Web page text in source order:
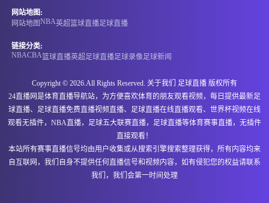
水星 0 - 0
情报
国际赛 07-08 16:00 即将开始
0 - 0
情报
网站地图:
网站地图NBA英超篮球直播足球直播
链接分类:
NBACBA篮球直播英超 足球直播足球录像 足球新闻
Copyright © 2026.All Rights Reserved. 关于我们 足球直播 版权所有
24直播网是体育直播导航站，为方便喜欢体育的朋友观看视频，每日提供最新足
球直播、足球直播免费直播视频直播、足球直播在线直播观看、世界杯视频在线
观看无插件，NBA直播，足球五大联赛直播，足球直播等体育赛事直播，无插件
直接观看！
本站所有赛事直播信号均由用户收集或从搜索引擎搜索整理获得，所有内容均来
自互联网，我们自身不提供任何直播信号和视频内容，如有侵犯您的权益请联系
我们，我们会第一时间处理